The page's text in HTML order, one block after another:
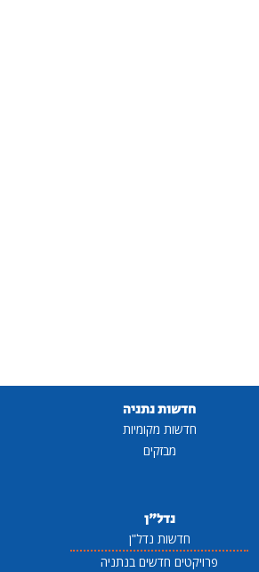
חדשות נתניה
חדשות מקומיות
מבזקים
נדל"ן
חדשות נדל"ן
פרויקטים חדשים בנתניה